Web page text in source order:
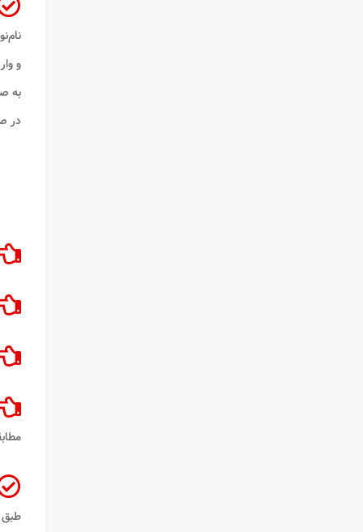
و
به‌
در
طبق